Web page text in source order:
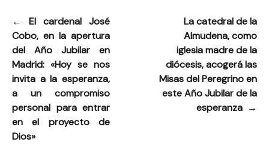
Navegación
de
entradas
←
El cardenal José
Cobo, en la apertura
del Año Jubilar en
Madrid: «Hoy se nos
invita a la esperanza,
a un compromiso
personal para entrar
en el proyecto de
Dios»
La catedral de la
Almudena, como
iglesia madre de la
diócesis, acogerá las
Misas del Peregrino en
este Año Jubilar de la
esperanza →